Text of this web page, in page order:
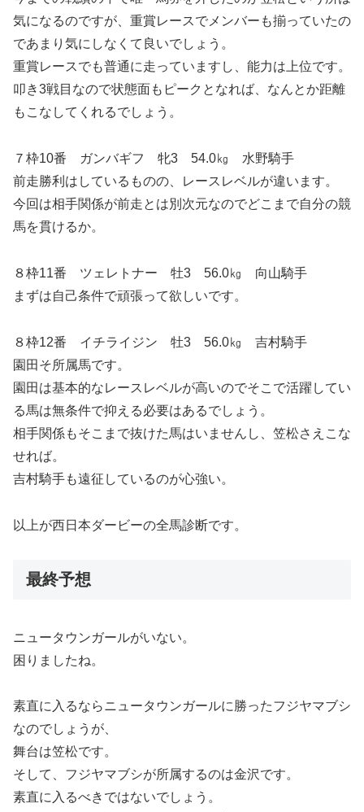
気になるのですが、重賞レースでメンバーも揃っていたの
であまり気にしなくて良いでしょう。
重賞レースでも普通に走っていますし、能力は上位です。
叩き3戦目なので状態面もピークとなれば、なんとか距離
もこなしてくれるでしょう。
７枠10番 ガンバギフ 牝3 54.0㎏ 水野騎手
前走勝利はしているものの、レースレベルが違います。
今回は相手関係が前走とは別次元なのでどこまで自分の競
馬を貫けるか。
８枠11番 ツェレトナー 牡3 56.0㎏ 向山騎手
まずは自己条件で頑張って欲しいです。
８枠12番 イチライジン 牡3 56.0㎏ 吉村騎手
園田そ所属馬です。
園田は基本的なレースレベルが高いのでそこで活躍してい
る馬は無条件で抑える必要はあるでしょう。
相手関係もそこまで抜けた馬はいませんし、笠松さえこな
せれば。
吉村騎手も遠征しているのが心強い。
以上が西日本ダービーの全馬診断です。
最終予想
ニュータウンガールがいない。
困りましたね。
素直に入るならニュータウンガールに勝ったフジヤマブシ
なのでしょうが、
舞台は笠松です。
そして、フジヤマブシが所属するのは金沢です。
素直に入るべきではないでしょう。